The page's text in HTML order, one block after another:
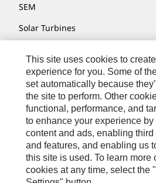
SEM
Solar Turbines
Turner Powertrain Systems
お問い合わせ先
サイト･マップ
Cookie Settings
リーガル
This site uses cookies to
experience for you. Some of
set automatically because
the site to perform. Other
functional, performance, and
to enhance your experience
content and ads, enabling
and features, and enabling us
this site is used. To learn more
cookies at any time, select the